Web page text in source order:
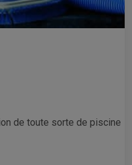
de toute sorte de piscine